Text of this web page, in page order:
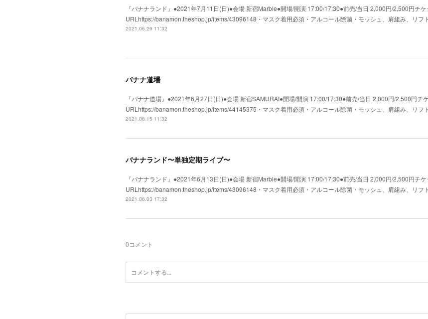
『バナナランド』●2021年7月11日(日)●会場 新宿Marble●開場/開演 17:00/17:30●前売/当日 2,000円/2,500円チ
URLhttps://banamon.theshop.jp/items/43096148・マスク着用必須・アルコール除菌・モッシュ、肩組み、リフ
2021.06.29 11:32
バナナ道場
『バナナ道場』●2021年6月27日(日)●会場 新宿SAMURAI●開場/開演 17:00/17:30●前売/当日 2,000円/2,500円チ
URLhttps://banamon.theshop.jp/items/44145375・マスク着用必須・アルコール除菌・モッシュ、肩組み、リ
2021.06.15 11:32
バナナランド〜単独定期ライブ〜
『バナナランド』●2021年6月13日(日)●会場 新宿Marble●開場/開演 17:00/17:30●前売/当日 2,000円/2,500円チ
URLhttps://banamon.theshop.jp/items/43096148・マスク着用必須・アルコール除菌・モッシュ、肩組み、リ
2021.06.03 17:32
0コメント